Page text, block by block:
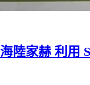
海陸家赫 利用